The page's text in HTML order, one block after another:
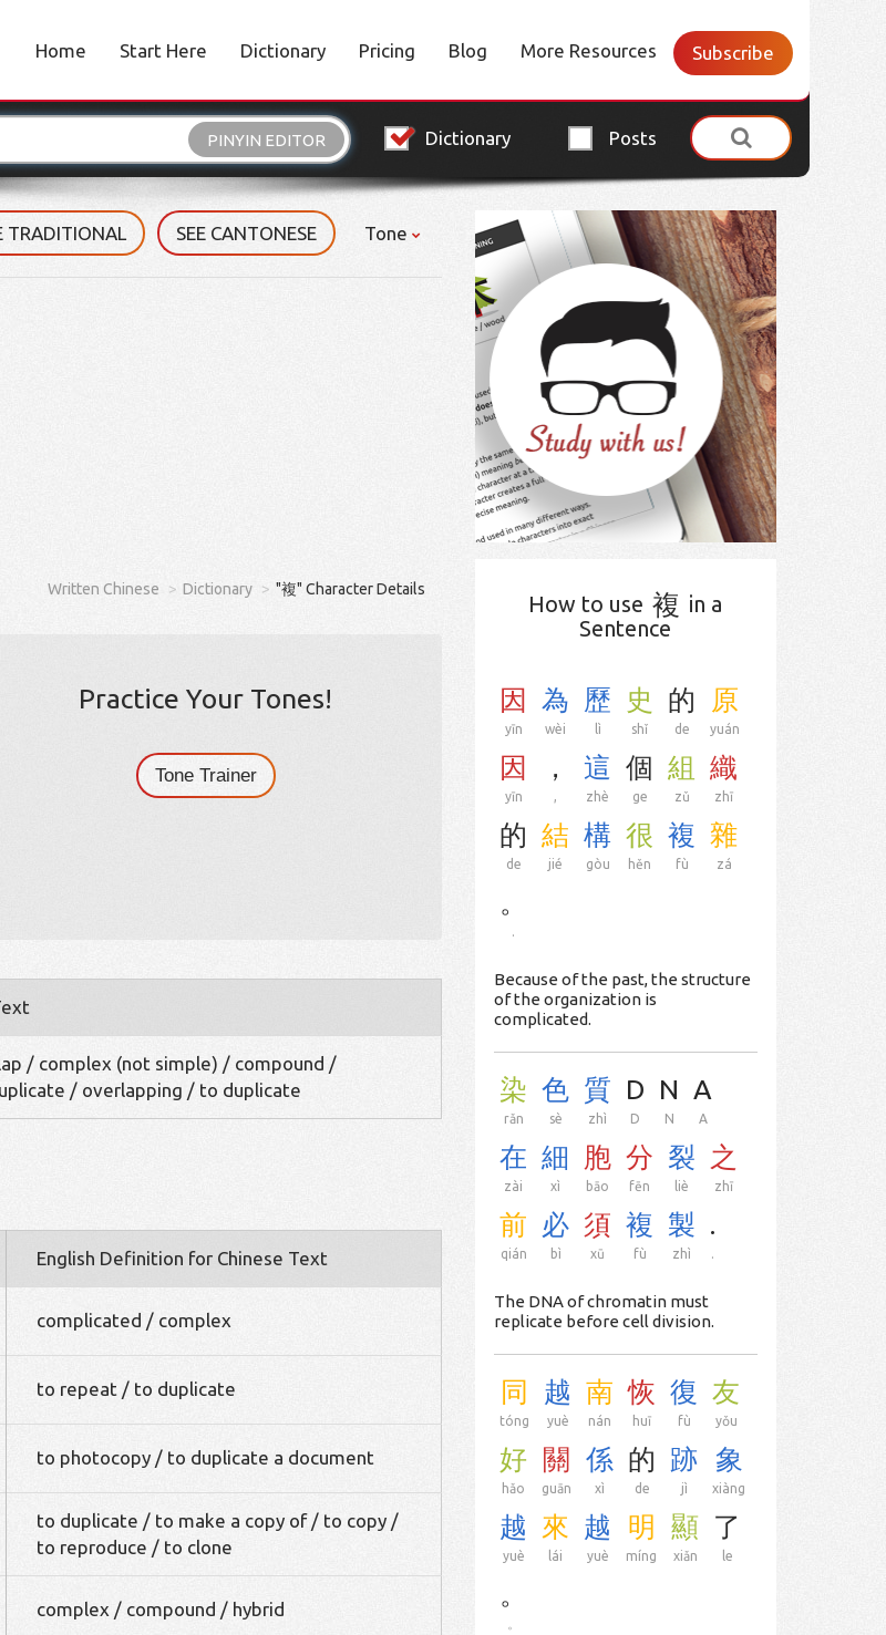
Home Start Here Dictionary Pricing Blog More Resources Subscribe
PINYIN EDITOR Dictionary Posts
TRADITIONAL SEE CANTONESE Tone
Written Chinese Dictionary "複" Character Details
Practice Your Tones!
Tone Trainer
/ complex (not simple) / compound /
/ overlapping / to duplicate
English Definition for Chinese Text
complicated / complex
to repeat / to duplicate
to photocopy / to duplicate a document
to duplicate / to make a copy of / to copy /
to reproduce / to clone
complex / compound / hybrid
How to use 複 in a
Sentence
因
yīn
為
wèi
歷
lì
史
shǐ
的
de
原
yuán
因
yīn
，
,
這
zhè
個
ge
組
zǔ
織
zhī
的
de
結
jié
構
gòu
很
hěn
複
fù
雜
zá
。
.
Because of the past, the structure
of the organization is
complicated.
染
rǎn
色
sè
質
zhì
D
D
N
N
A
A
在
zài
細
xì
胞
bāo
分
fēn
裂
liè
之
zhī
前
qián
必
bì
須
xū
複
fù
製
zhì
.
.
The DNA of chromatin must
replicate before cell division.
同
tóng
越
yuè
南
nán
恢
huī
復
fù
友
yǒu
好
hǎo
關
guān
係
xì
的
de
跡
jì
象
xiàng
越
yuè
來
lái
越
yuè
明
míng
顯
xiǎn
了
le
。